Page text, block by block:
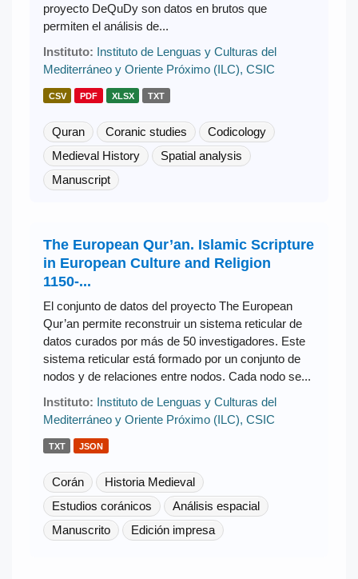
proyecto DeQuDy son datos en brutos que
permiten el análisis de...
Instituto: Instituto de Lenguas y Culturas del
Mediterráneo y Oriente Próximo (ILC), CSIC
CSV PDF XLSX TXT
Quran Coranic studies
Codicology
Medieval History
Spatial analysis
Manuscript
The European Qur’an. Islamic Scripture
in European Culture and Religion
1150-...
El conjunto de datos del proyecto The European
Qur’an permite reconstruir un sistema reticular de
datos curados por más de 50 investigadores. Este
sistema reticular está formado por un conjunto de
nodos y de relaciones entre nodos. Cada nodo se...
Instituto: Instituto de Lenguas y Culturas del
Mediterráneo y Oriente Próximo (ILC), CSIC
TXT JSON
Corán
Historia Medieval
Estudios coránicos
Análisis espacial
Manuscrito
Edición impresa